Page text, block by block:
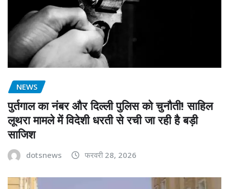
NEWS
पुर्तगाल का नंबर और दिल्ली पुलिस को चुनौती! साहिल
लूथरा मामले में विदेशी धरती से रची जा रही है बड़ी
साजिश
dotsnews फरवरी 28, 2026